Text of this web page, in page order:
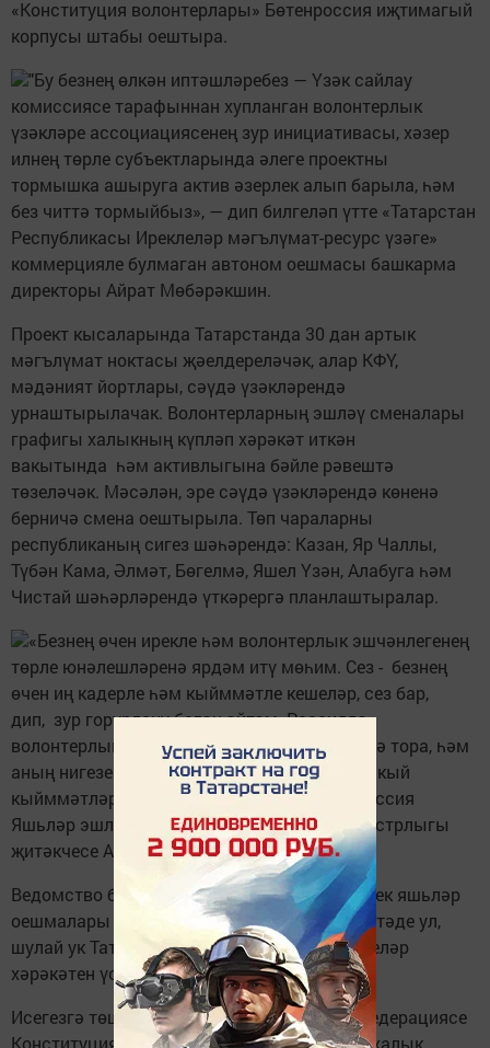
«Конституция волонтерлары» Бөтенроссия иҗтимагый
корпусы штабы оештыра.
"Бу безнең өлкән иптәшләребез — Үзәк сайлау
комиссиясе тарафыннан хупланган волонтерлык
үзәкләре ассоциациясенең зур инициативасы, хәзер
илнең төрле субъектларында әлеге проектны
тормышка ашыруга актив әзерлек алып барыла, һәм
без читтә тормыйбыз», — дип билгеләп үтте «Татарстан
Республикасы Иреклеләр мәгълүмат-ресурс үзәге»
коммерцияле булмаган автоном оешмасы башкарма
директоры Айрат Мөбәрәкшин.
Проект кысаларында Татарстанда 30 дан артык
мәгълүмат ноктасы җәелдереләчәк, алар КФҮ,
мәдәният йортлары, сәүдә үзәкләрендә
урнаштырылачак. Волонтерларның эшләү сменалары
графигы халыкның күпләп хәрәкәт иткән
вакытында һәм активлыгына бәйле рәвештә
төзеләчәк. Мәсәлән, эре сәүдә үзәкләрендә көненә
берничә смена оештырыла. Төп чараларны
республиканың сигез шәһәрендә: Казан, Яр Чаллы,
Түбән Кама, Әлмәт, Бөгелмә, Яшел Үзән, Алабуга һәм
Чистай шәһәрләрендә үткәрергә планлаштыралар.
«Безнең өчен ирекле һәм волонтерлык эшчәнлегенең
төрле юнәлешләренә ярдәм итү мөһим. Сез - безнең
өчен иң кадерле һәм кыйммәтле кешеләр, сез бар,
дип, зур горурлану белән әйтәм. Россиядә
волонтерлык хәрәкәте абсолют күтәрелештә тора, һәм
аның нигезендә безнең халыкның рухи-әхлакый
кыйммәтләре ята», — дип ассызыклады Россия
Яшьләр эшләре, спорт һәм туристлык министрлыгы
җитәкчесе Александр Бугаев.
Ведомство бөтен ил буенча эшләүче күпчелек яшьләр
оешмалары эшчәнлегенә ярдәм итә, дип өстәде ул,
шулай ук Татарстан волонтерларына иреклеләр
хәрәкәтен үстерү өчен рәхмәт белдерде.
Исегезгә төшерәбез, 22 апрельдә Россия Федерациясе